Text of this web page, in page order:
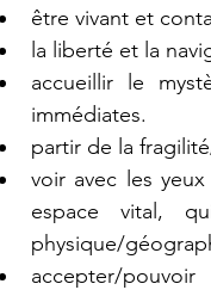
être vivant et
la liberté et la
accueillir le
immédiates.
partir de la
voir avec les
espace vital,
physique/
accepter/